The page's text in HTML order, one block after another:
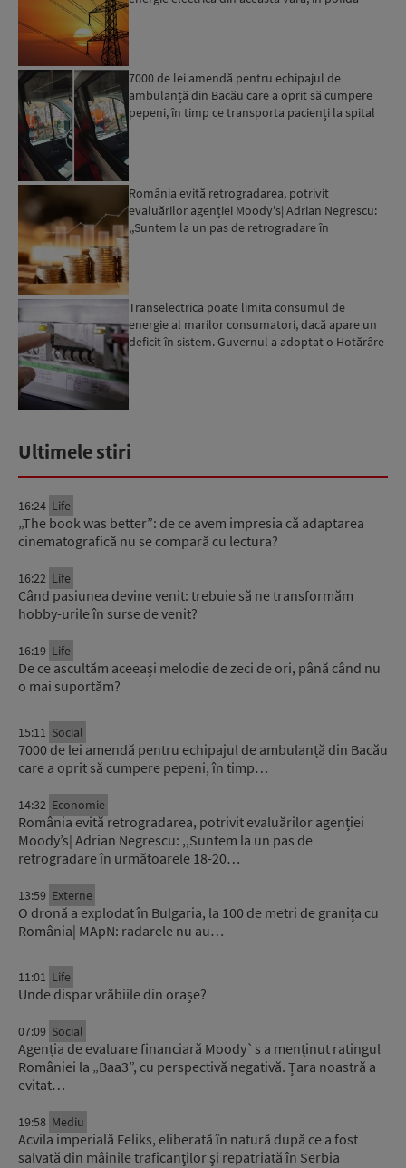
7000 de lei amendă pentru echipajul de
ambulanță din Bacău care a oprit să cumpere
pepeni, în timp ce transporta pacienți la spital
România evită retrogradarea, potrivit
evaluărilor agenției Moody's| Adrian Negrescu:
,,Suntem la un pas de retrogradare în
Transelectrica poate limita consumul de
energie al marilor consumatori, dacă apare un
deficit în sistem. Guvernul a adoptat o Hotărâre
Ultimele stiri
16:24 Life
„The book was better”: de ce avem impresia că adaptarea
cinematografică nu se compară cu lectura?
16:22 Life
Când pasiunea devine venit: trebuie să ne transformăm
hobby-urile în surse de venit?
16:19 Life
De ce ascultăm aceeași melodie de zeci de ori, până când nu
o mai suportăm?
15:11 Social
7000 de lei amendă pentru echipajul de ambulanță din Bacău
care a oprit să cumpere pepeni, în timp…
14:32 Economie
România evită retrogradarea, potrivit evaluărilor agenției
Moody’s| Adrian Negrescu: ,,Suntem la un pas de
retrogradare în următoarele 18-20…
13:59 Externe
O dronă a explodat în Bulgaria, la 100 de metri de granița cu
România| MApN: radarele nu au…
11:01 Life
Unde dispar vrăbiile din orașe?
07:09 Social
Agenția de evaluare financiară Moody`s a menținut ratingul
României la „Baa3”, cu perspectivă negativă. Țara noastră a
evitat…
19:58 Mediu
Acvila imperială Feliks, eliberată în natură după ce a fost
salvată din mâinile traficanților și repatriată în Serbia